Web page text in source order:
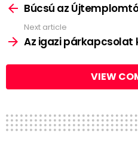
moreBúcsú az
Next article
Az igazi párkapcsolat
VIEW